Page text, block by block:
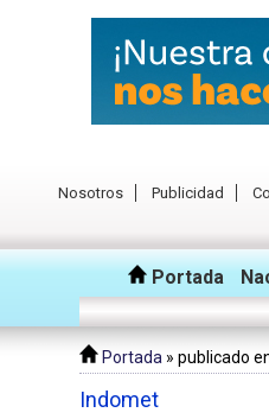
Nosotros Publicidad
Portada
Portada » publicado
Indomet